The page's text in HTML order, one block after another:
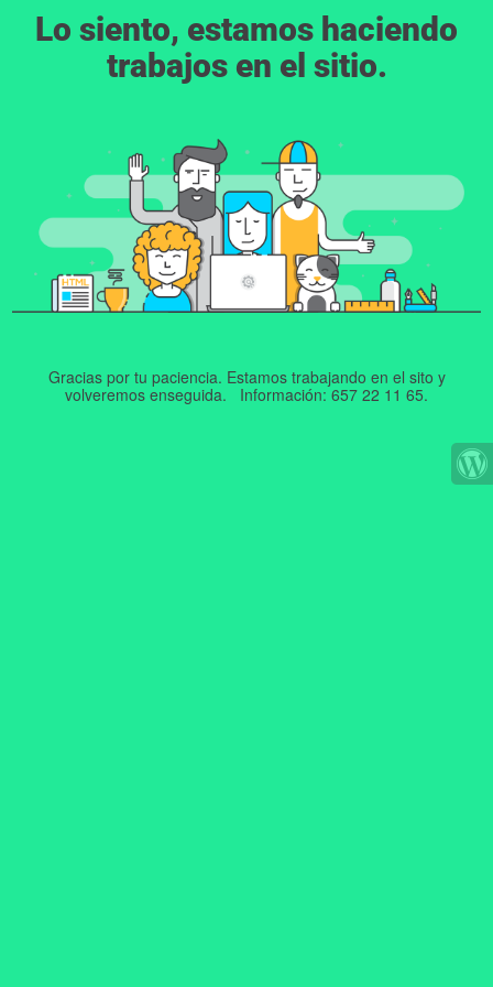
Lo siento, estamos haciendo
trabajos en el sitio.
Gracias por tu paciencia. Estamos trabajando en el sito y
volveremos enseguida. Información: 657 22 11 65.